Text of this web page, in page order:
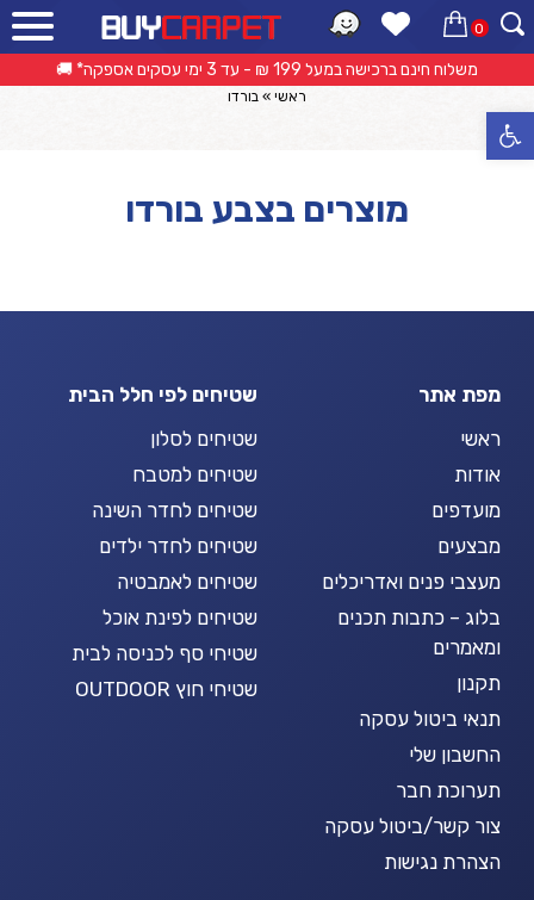
פתח סרגל נגישות
משלוח חינם ברכישה במעל 199 ₪ - עד 3 ימי עסקים אספקה* 🚚
0 קטלוג מוצרים
ראשי » בורדו
מוצרים בצבע בורדו
מפת אתר
ראשי
אודות
מועדפים
מבצעים
מעצבי פנים ואדריכלים
בלוג – כתבות תכנים
ומאמרים
תקנון
תנאי ביטול עסקה
החשבון שלי
תערוכת חבר
צור קשר/ביטול עסקה
הצהרת נגישות
שטיחים לפי חלל הבית
שטיחים לסלון
שטיחים למטבח
שטיחים לחדר השינה
שטיחים לחדר ילדים
שטיחים לאמבטיה
שטיחים לפינת אוכל
שטיחי סף לכניסה לבית
שטיחי חוץ OUTDOOR